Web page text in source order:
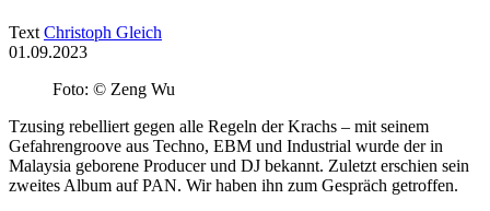
Text Christoph Gleich
01.09.2023
Foto: © Zeng Wu
Tzusing rebelliert gegen alle Regeln der Krachs – mit seinem
Gefahrengroove aus Techno, EBM und Industrial wurde der in
Malaysia geborene Producer und DJ bekannt. Zuletzt erschien sein
zweites Album auf PAN. Wir haben ihn zum Gespräch getroffen.